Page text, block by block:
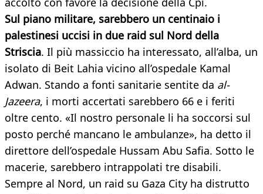
Sul piano militare, sarebbero un centinaio i
palestinesi uccisi in due raid sul Nord della
Striscia. Il più massiccio ha interessato, all’alba, un
isolato di Beit Lahia vicino all’ospedale Kamal
Adwan. Stando a fonti sanitarie sentite da al-
Jazeera, i morti accertati sarebbero 66 e i feriti
oltre cento. «Il nostro personale li ha soccorsi sul
posto perché mancano le ambulanze», ha detto il
direttore dell’ospedale Hussam Abu Safia. Sotto le
macerie, sarebbero intrappolati tre disabili.
Sempre al Nord, un raid su Gaza City ha distrutto